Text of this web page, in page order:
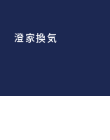
澄家換気